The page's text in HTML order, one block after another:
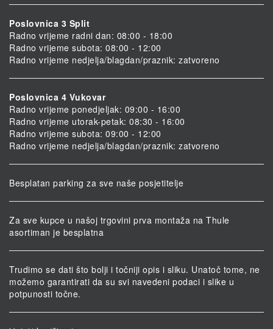
Poslovnica 3 Split
Radno vrijeme radni dan: 08:00 - 18:00
Radno vrijeme subota: 08:00 - 12:00
Radno vrijeme nedjelja/blagdan/praznik: zatvoreno
Poslovnica 4 Vukovar
Radno vrijeme ponedjeljak: 09:00 - 16:00
Radno vrijeme utorak-petak: 08:30 - 16:00
Radno vrijeme subota: 09:00 - 12:00
Radno vrijeme nedjelja/blagdan/praznik: zatvoreno
Besplatan parking za sve naše posjetitelje
Za sve kupce u našoj trgovini prva montaža na Thule
asortiman je besplatna
Trudimo se dati što bolji i točniji opis i sliku. Unatoč tome, ne
možemo garantirati da su svi navedeni podaci i slike u
potpunosti točne.